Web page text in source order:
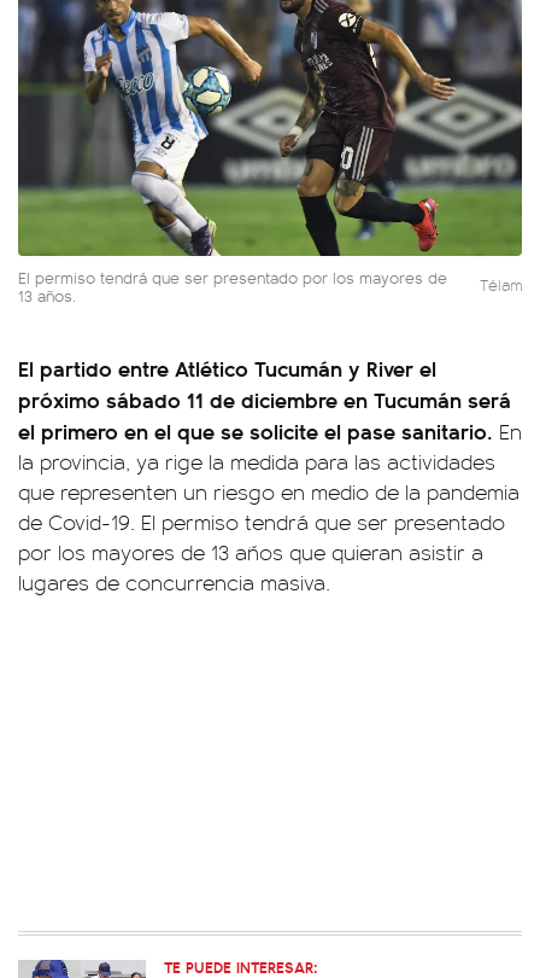
El permiso tendrá que ser presentado por los mayores de
13 años. Télam
El partido entre Atlético Tucumán y River el
próximo sábado 11 de diciembre en Tucumán será
el primero en el que se solicite el pase sanitario. En
la provincia, ya rige la medida para las actividades
que representen un riesgo en medio de la pandemia
de Covid-19. El permiso tendrá que ser presentado
por los mayores de 13 años que quieran asistir a
lugares de concurrencia masiva.
TE PUEDE INTERESAR: